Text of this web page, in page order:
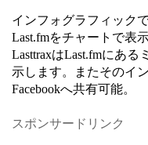
インフォグラフィック
Last.fmをチャートで表
LasttraxはLast.fmにあ
示します。またそのイ
Facebookへ共有可能。
スポンサードリンク